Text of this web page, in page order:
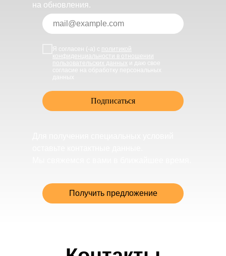
на обновления.
Я согласен (-а) с политикой
конфиденциальности в отношении
пользовательских данных и даю свое
согласие на обработку персональных
данных
Подписаться
Получить предложение